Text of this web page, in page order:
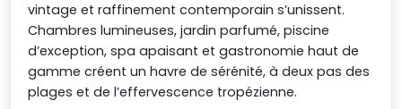
vintage et raffinement contemporain s’unissent.
Chambres lumineuses, jardin parfumé, piscine
d’exception, spa apaisant et gastronomie haut de
gamme créent un havre de sérénité, à deux pas des
plages et de l’effervescence tropézienne.